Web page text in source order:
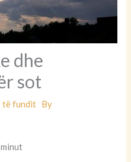
dhe
sot
të fundit By